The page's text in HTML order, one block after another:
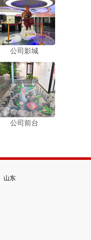
公司影城
公司前台
山东